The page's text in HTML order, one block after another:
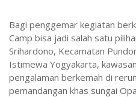
Bagi penggemar kegiatan
Camp bisa jadi salah satu
Srihardono, Kecamatan
Istimewa Yogyakarta,
pengalaman berkemah di
pemandangan khas sungai